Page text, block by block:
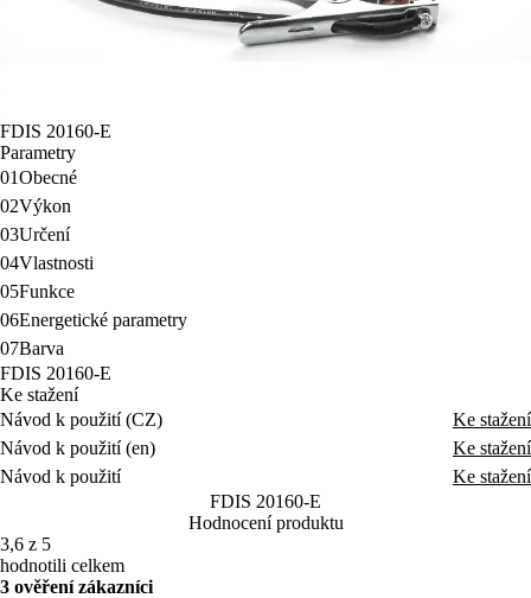
FDIS 20160-E
Parametry
01Obecné
02Výkon
03Určení
04Vlastnosti
05Funkce
06Energetické parametry
07Barva
FDIS 20160-E
Ke stažení
Návod k použití (CZ)
Ke stažení
Návod k použití (en)
Ke stažení
Návod k použití
Ke stažení
FDIS 20160-E
Hodnocení produktu
3,6 z 5
hodnotili celkem
3 ověření zákazníci